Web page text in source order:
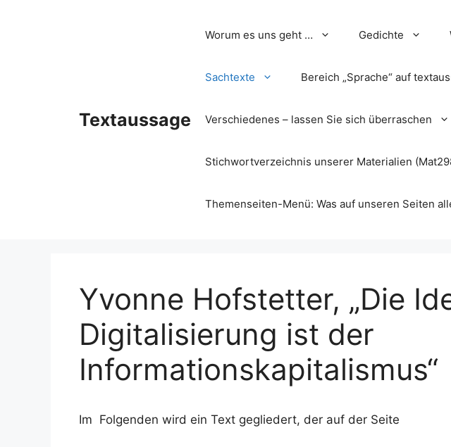
Textaussage
Worum es uns geht … Gedichte
Sachtexte Bereich „Sprache“ auf
Verschiedenes – lassen Sie sich überraschen
Stichwortverzeichnis unserer Materialien
Themenseiten-Menü: Was auf unseren Seiten
Yvonne Hofstetter, „Die
Digitalisierung ist der
Informationskapitalismus“
Im Folgenden wird ein Text gegliedert, der auf der Seite